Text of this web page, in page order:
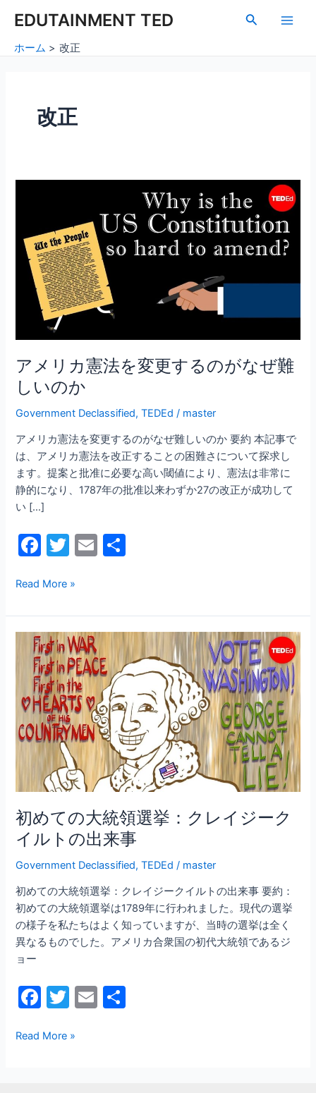
EDUTAINMENT TED
検
Main
ホーム 改正
改正
アメリカ憲法を変更するのがなぜ難
しいのか
Government Declassified,TEDEd / master
アメリカ憲法を変更するのがなぜ難しいのか 要約 本記事で
は、アメリカ憲法を改正することの困難さについて探求し
ます。提案と批准に必要な高い閾値により、憲法は非常に
静的になり、1787年の批准以来わずか27の改正が成功して
い […]
F
c
e
b
o
o
k
T
itt
er
E
l
カ
す
る
の
が
な
難
し
い
の
か
Read More »
初めての大統領選挙：クレイジーク
イルトの出来事
Government Declassified,TEDEd / master
初めての大統領選挙：クレイジークイルトの出来事 要約：
初めての大統領選挙は1789年に行われました。現代の選挙
の様子を私たちはよく知っていますが、当時の選挙は全く
異なるものでした。アメリカ合衆国の初代大統領であるジ
ョー
F
c
T
itt
E
大
統
領
ク
レ
イ
ジ
ー
イ
ル
ト
の
出
事
Read More »